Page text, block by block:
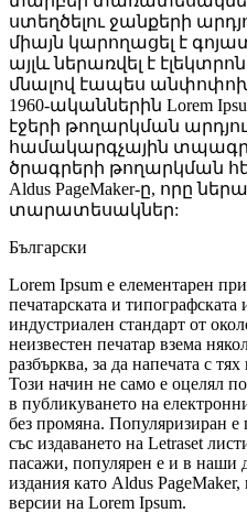
ստեղծելու ջանքերի
միայն կարողացել է
այլև ներառվել է
մնալով էապես
1960-ականներին Lorem
էջերի թողարկման
համակարգչային
ծրագրերի թողարկման
Aldus PageMaker-ը, որը
տարատեսակներ:
Български
Lorem Ipsum е елементарен
печатарската и
индустриален стандарт от
неизвестен печатар взема
разбърква, за да напечата с
Този начин не само е оцелял
в публикуването на
без промяна. Популяризиран е
със издаването на Letraset
пасажи, популярен е и в наши
издания като Aldus
версии на Lorem Ipsum.